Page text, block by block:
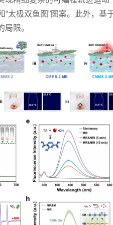
和“太极双鱼图”图案。此外，
局限。